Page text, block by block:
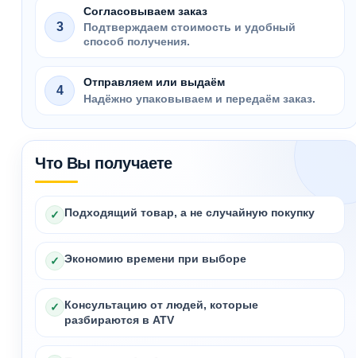
3
Согласовываем заказ
Подтверждаем стоимость и удобный
способ получения.
4
Отправляем или выдаём
Надёжно упаковываем и передаём заказ.
Что Вы получаете
✓ Подходящий товар, а не случайную покупку
✓ Экономию времени при выборе
✓ Консультацию от людей, которые
разбираются в ATV